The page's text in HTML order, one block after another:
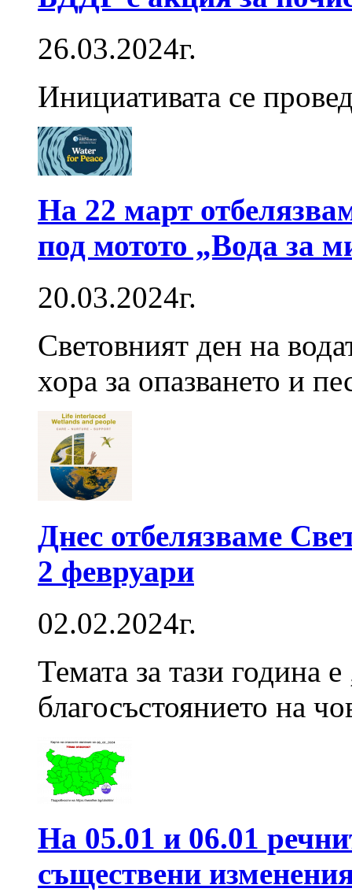
26.03.2024г.
Инициативата се
На 22 март
под мотото „Вода за
20.03.2024г.
Световният ден на
хора за опазването и
Днес отбелязваме
2 февруари
02.02.2024г.
Темата за тази година
благосъстоянието на
На 05.01 и 06.01
съществени